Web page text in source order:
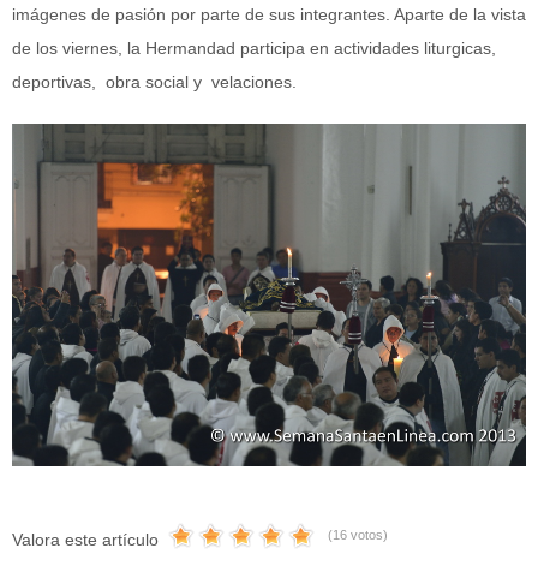
imágenes de pasión por parte de sus integrantes. Aparte de la vista
de los viernes, la Hermandad participa en actividades liturgicas,
deportivas, obra social y velaciones.
Valora este artículo (16 votos)